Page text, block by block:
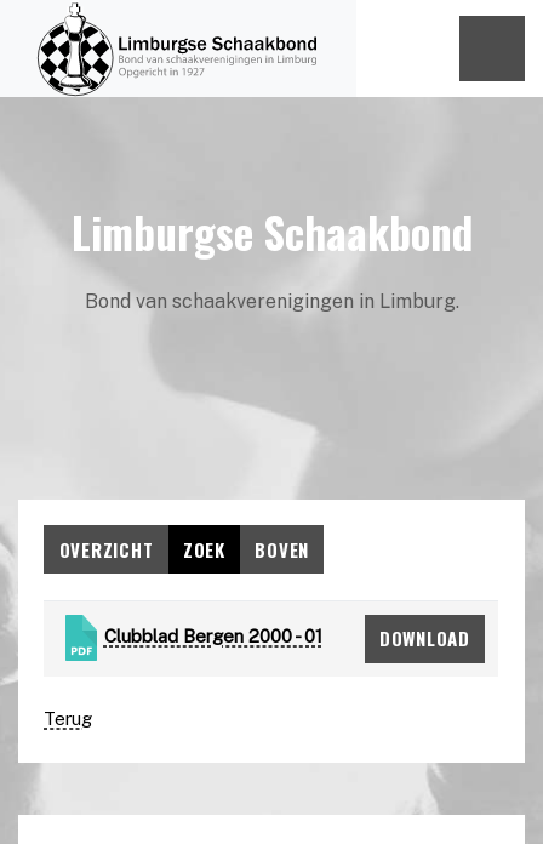
Limburgse Schaakbond
Bond van schaakverenigingen in Limburg.
OVERZICHT ZOEK BOVEN
Clubblad Bergen 2000 - 01 DOWNLOAD
Terug